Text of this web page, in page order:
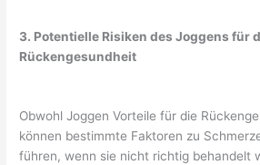
3. Potentielle Risiken des Joggens für
Rückengesundheit
Obwohl Joggen Vorteile für die
können bestimmte Faktoren zu
führen, wenn sie nicht richtig behandelt